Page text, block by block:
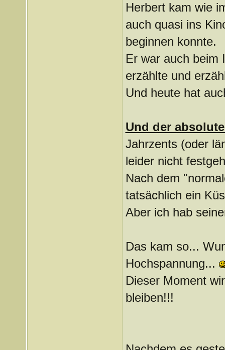
Herbert kam wie
auch quasi ins
beginnen konnte.
Er war auch beim
erzählte und
Und heute hat
Und der
Jahrzents (oder
leider nicht
Nach dem
tatsächlich ein
Aber ich hab
Das kam so...
Hochspannung...
Dieser Moment
bleiben!!!